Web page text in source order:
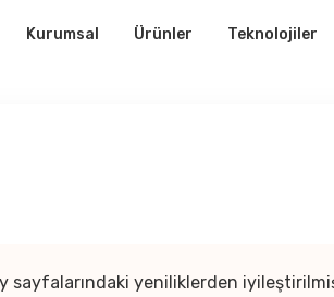
Kurumsal Ürünler Teknolojiler
yeniliklerden iyileştirilmiş